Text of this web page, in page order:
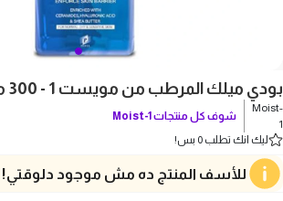
بودي ميلك المرطب من مويست 1 - 300 مل
Moist-
1
شوف كل منتجاتMoist-1
ليك انك تطلب 0 بس!
للأسف المنتج ده مش موجود دلوقتي!